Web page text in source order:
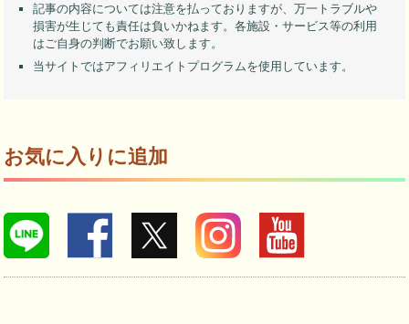
記事の内容については注意を払っておりますが、万一トラブルや
損害が生じても責任は負いかねます。各施設・サービス等の利用
はご自身の判断でお願い致します。
当サイトではアフィリエイトプログラムを使用しています。
お気に入りに追加